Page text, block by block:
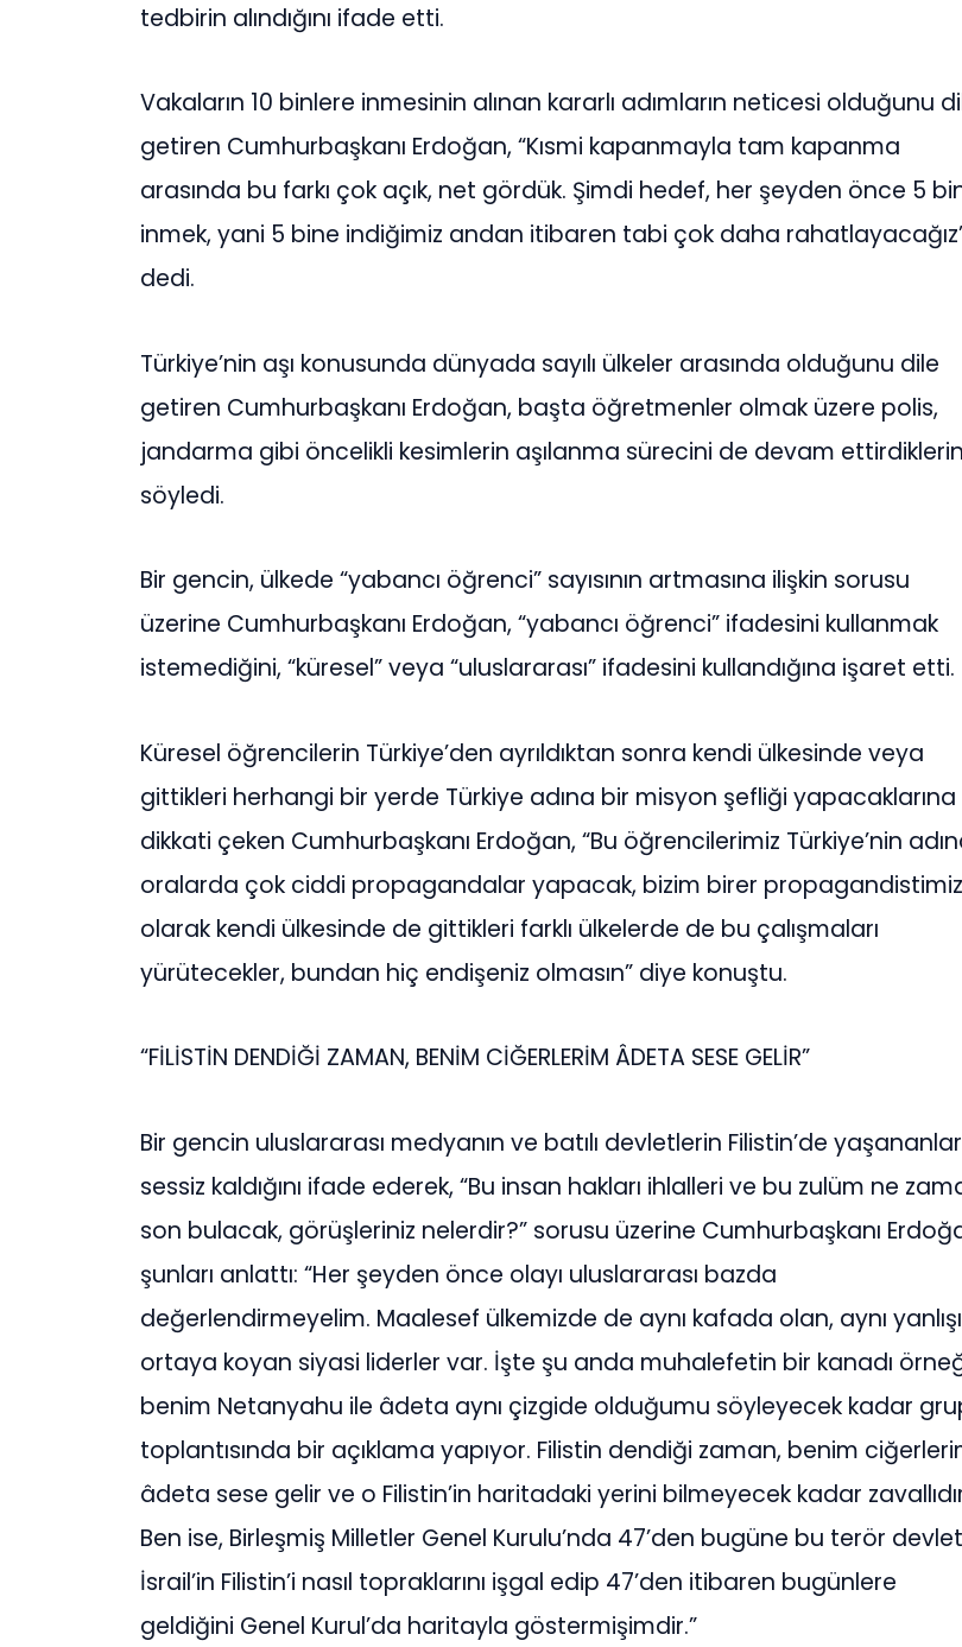
tedbirin alındığını ifade etti.
Vakaların 10 binlere inmesinin alınan kararlı adımların neticesi olduğunu
getiren Cumhurbaşkanı Erdoğan, “Kısmi kapanmayla tam kapanma
arasında bu farkı çok açık, net gördük. Şimdi hedef, her şeyden önce 5
inmek, yani 5 bine indiğimiz andan itibaren tabi çok daha
dedi.
Türkiye’nin aşı konusunda dünyada sayılı ülkeler arasında olduğunu dile
getiren Cumhurbaşkanı Erdoğan, başta öğretmenler olmak üzere polis,
jandarma gibi öncelikli kesimlerin aşılanma sürecini de devam
söyledi.
Bir gencin, ülkede “yabancı öğrenci” sayısının artmasına ilişkin sorusu
üzerine Cumhurbaşkanı Erdoğan, “yabancı öğrenci” ifadesini kullanmak
istemediğini, “küresel” veya “uluslararası” ifadesini kullandığına işaret etti.
Küresel öğrencilerin Türkiye’den ayrıldıktan sonra kendi ülkesinde veya
gittikleri herhangi bir yerde Türkiye adına bir misyon şefliği yapacaklarına
dikkati çeken Cumhurbaşkanı Erdoğan, “Bu öğrencilerimiz Türkiye’nin
oralarda çok ciddi propagandalar yapacak, bizim birer propagandistimiz
olarak kendi ülkesinde de gittikleri farklı ülkelerde de bu çalışmaları
yürütecekler, bundan hiç endişeniz olmasın” diye konuştu.
“FİLİSTİN DENDİĞİ ZAMAN, BENİM CİĞERLERİM ÂDETA SESE GELİR”
Bir gencin uluslararası medyanın ve batılı devletlerin Filistin’de
sessiz kaldığını ifade ederek, “Bu insan hakları ihlalleri ve bu zulüm ne
son bulacak, görüşleriniz nelerdir?” sorusu üzerine Cumhurbaşkanı
şunları anlattı: “Her şeyden önce olayı uluslararası bazda
değerlendirmeyelim. Maalesef ülkemizde de aynı kafada olan, aynı yanlışı
ortaya koyan siyasi liderler var. İşte şu anda muhalefetin bir kanadı
benim Netanyahu ile âdeta aynı çizgide olduğumu söyleyecek kadar
toplantısında bir açıklama yapıyor. Filistin dendiği zaman, benim
âdeta sese gelir ve o Filistin’in haritadaki yerini bilmeyecek kadar
Ben ise, Birleşmiş Milletler Genel Kurulu’nda 47’den bugüne bu terör
İsrail’in Filistin’i nasıl topraklarını işgal edip 47’den itibaren bugünlere
geldiğini Genel Kurul’da haritayla göstermişimdir.”